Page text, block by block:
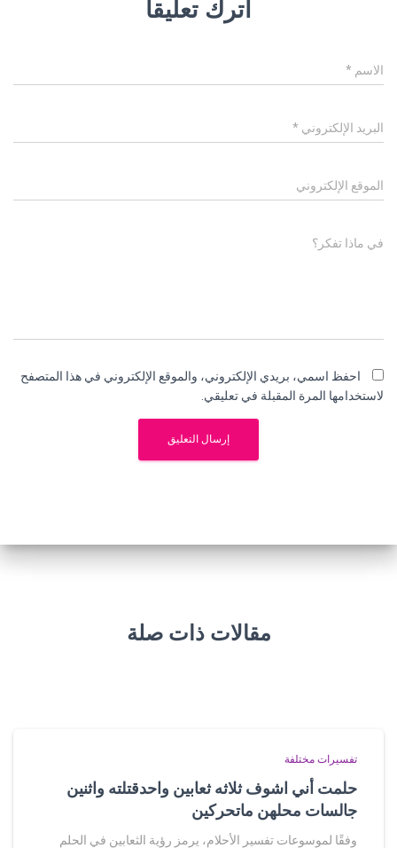
اترك تعليقاً
الاسم *
البريد الإلكتروني *
الموقع الإلكتروني
في ماذا تفكر؟
احفظ اسمي، بريدي الإلكتروني، والموقع الإلكتروني في هذا المتصفح
لاستخدامها المرة المقبلة في تعليقي.
مقالات ذات صلة
تفسيرات مختلفة
حلمت أني اشوف ثلاثه ثعابين واحدقتلته واثنين
جالسات محلهن ماتحركين
وفقًا لموسوعات تفسير الأحلام، يرمز رؤية الثعابين في الحلم